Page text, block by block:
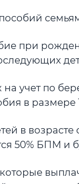
при
учет по
в
в возрасте
50% БПМ и